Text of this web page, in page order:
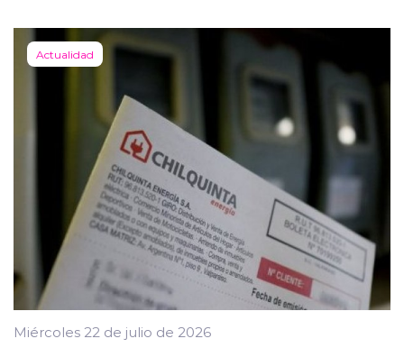
Actualidad
Miércoles 22 de julio de 2026